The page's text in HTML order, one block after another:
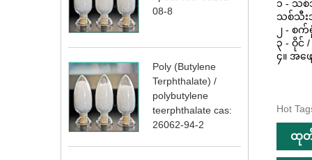
08-8
Poly (Butylene
Terphthalate) /
polybutylene
teerphthalate cas:
26062-94-2
၁ - သစ်
သစ်သီး
၂ - စက်
၃ - ဝိုင်
၄။ အဖ
Hot
ထုတ်